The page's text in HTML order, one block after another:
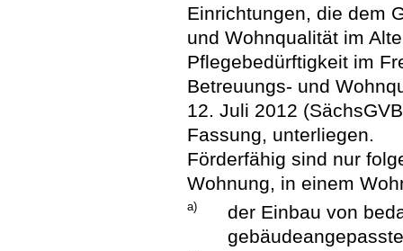
Einrichtungen, die dem
und Wohnqualität im
Pflegebedürftigkeit im
Betreuungs- und
12. Juli 2012
Fassung, unterliegen.
Förderfähig sind nur
Wohnung, in einem
a)
der Einbau von